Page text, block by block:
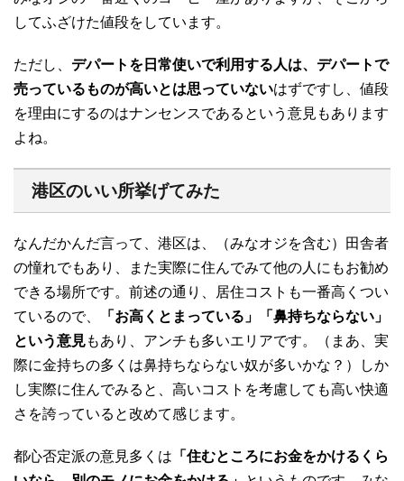
してふざけた値段をしています。
ただし、 デパートを日常使いで利用する人は、デパートで
売っているものが高いとは思っていないはずですし、値段
を理由にするのはナンセンスであるという意見もあります
よね。
港区のいい所挙げてみた
なんだかんだ言って、港区は、（みなオジを含む）田舎者
の憧れでもあり、また実際に住んでみて他の人にもお勧め
できる場所です。前述の通り、居住コストも一番高くつい
ているので、
「お高くとまっている」「鼻持ちならない」
という意見もあり、アンチも多いエリアです。（まあ、実
際に金持ちの多くは鼻持ちならない奴が多いかな？）しか
し実際に住んでみると、高いコストを考慮しても高い快適
さを誇っていると改めて感じます。
都心否定派の意見多くは 「住むところにお金をかけるくら